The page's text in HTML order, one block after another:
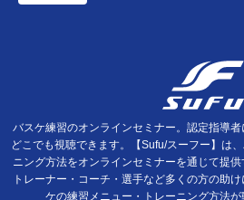
バスケ練習のオンラインセミナー。認定指導
どこでも視聴できます。【Sufu/スーフー】は
ニング方法をオンラインセミナーを通じて提
トレーナー・コーチ・選手など多くの方の助
ケの練習メニュー・トレーニング方法が